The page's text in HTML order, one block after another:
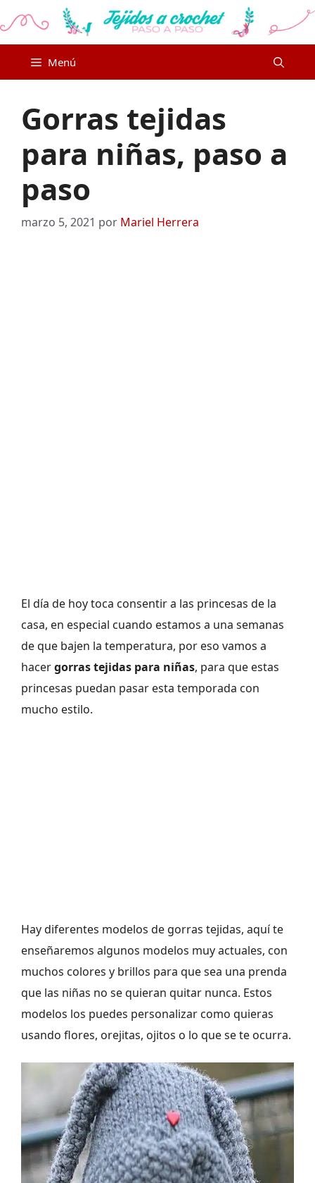
al
Menú
Gorras tejidas
para niñas, paso a
paso
marzo 5, 2021 por Mariel Herrera
El día de hoy toca consentir a las princesas de la
casa, en especial cuando estamos a una semanas
de que bajen la temperatura, por eso vamos a
hacergorras tejidas para niñas, para que estas
princesas puedan pasar esta temporada con
mucho estilo.
Hay diferentes modelos de gorras tejidas, aquí te
enseñaremos algunos modelos muy actuales, con
muchos colores y brillos para que sea una prenda
que las niñas no se quieran quitar nunca. Estos
modelos los puedes personalizar como quieras
usando flores, orejitas, ojitos o lo que se te ocurra.